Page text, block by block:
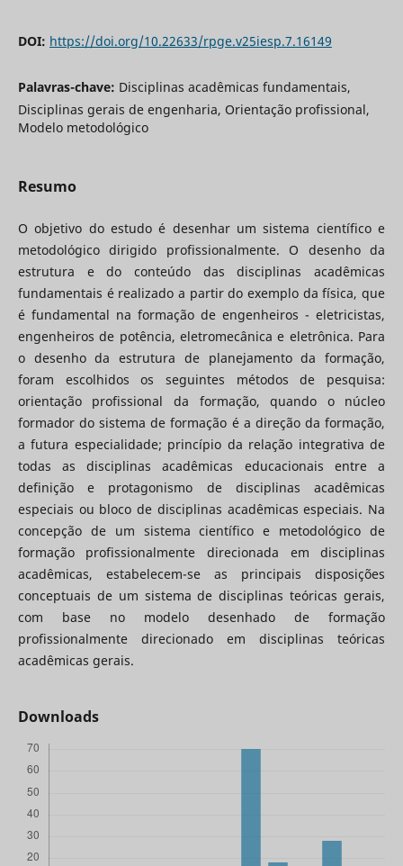
DOI: https://doi.org/10.22633/rpge.v25iesp.7.16149
Palavras-chave: Disciplinas acadêmicas fundamentais,
Disciplinas gerais de engenharia, Orientação profissional,
Modelo metodológico
Resumo
O objetivo do estudo é desenhar um sistema científico e
metodológico dirigido profissionalmente. O desenho da
estrutura e do conteúdo das disciplinas acadêmicas
fundamentais é realizado a partir do exemplo da física, que
é fundamental na formação de engenheiros - eletricistas,
engenheiros de potência, eletromecânica e eletrônica. Para
o desenho da estrutura de planejamento da formação,
foram escolhidos os seguintes métodos de pesquisa:
orientação profissional da formação, quando o núcleo
formador do sistema de formação é a direção da formação,
a futura especialidade; princípio da relação integrativa de
todas as disciplinas acadêmicas educacionais entre a
definição e protagonismo de disciplinas acadêmicas
especiais ou bloco de disciplinas acadêmicas especiais. Na
concepção de um sistema científico e metodológico de
formação profissionalmente direcionada em disciplinas
acadêmicas, estabelecem-se as principais disposições
conceptuais de um sistema de disciplinas teóricas gerais,
com base no modelo desenhado de formação
profissionalmente direcionado em disciplinas teóricas
acadêmicas gerais.
Downloads